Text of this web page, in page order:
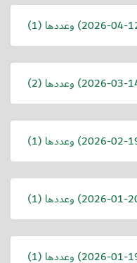
2026-04-) وعددها (1)
2026-03-) وعددها (2)
2026-02-) وعددها (1)
2026-01-) وعددها (1)
2026-01-) وعددها (1)